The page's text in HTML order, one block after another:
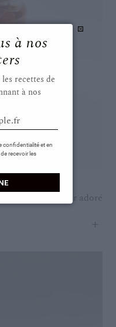
notre maraîcher adoré
+
à nos
recettes de
à nos
confidentialité et en
recevoir les